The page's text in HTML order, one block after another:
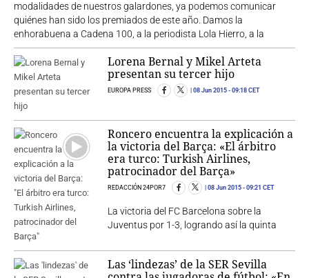
modalidades de nuestros galardones, ya podemos comunicar
quiénes han sido los premiados de este año. Damos la
enhorabuena a Cadena 100, a la periodista Lola Hierro, a la
Lorena Bernal y Mikel Arteta
presentan su tercer hijo
EUROPA PRESS 08 Jun 2015 - 09:18 CET
Roncero encuentra la explicación a
la victoria del Barça: «El árbitro
era turco: Turkish Airlines,
patrocinador del Barça»
REDACCIÓN 24POR7 08 Jun 2015 - 09:21 CET
La victoria del FC Barcelona sobre la
Juventus por 1-3, logrando así la quinta
Las ‘lindezas’ de la SER Sevilla